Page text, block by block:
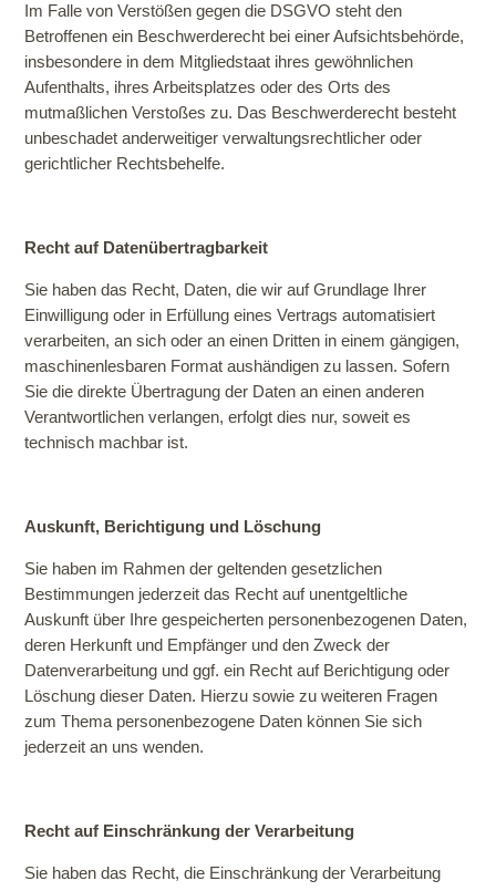
Im Falle von Verstößen gegen die DSGVO steht den
Betroffenen ein Beschwerderecht bei einer Aufsichtsbehörde,
insbesondere in dem Mitgliedstaat ihres gewöhnlichen
Aufenthalts, ihres Arbeitsplatzes oder des Orts des
mutmaßlichen Verstoßes zu. Das Beschwerderecht besteht
unbeschadet anderweitiger verwaltungsrechtlicher oder
gerichtlicher Rechtsbehelfe.
Recht auf Datenübertragbarkeit
Sie haben das Recht, Daten, die wir auf Grundlage Ihrer
Einwilligung oder in Erfüllung eines Vertrags automatisiert
verarbeiten, an sich oder an einen Dritten in einem gängigen,
maschinenlesbaren Format aushändigen zu lassen. Sofern
Sie die direkte Übertragung der Daten an einen anderen
Verantwortlichen verlangen, erfolgt dies nur, soweit es
technisch machbar ist.
Auskunft, Berichtigung und Löschung
Sie haben im Rahmen der geltenden gesetzlichen
Bestimmungen jederzeit das Recht auf unentgeltliche
Auskunft über Ihre gespeicherten personenbezogenen Daten,
deren Herkunft und Empfänger und den Zweck der
Datenverarbeitung und ggf. ein Recht auf Berichtigung oder
Löschung dieser Daten. Hierzu sowie zu weiteren Fragen
zum Thema personenbezogene Daten können Sie sich
jederzeit an uns wenden.
Recht auf Einschränkung der Verarbeitung
Sie haben das Recht, die Einschränkung der Verarbeitung